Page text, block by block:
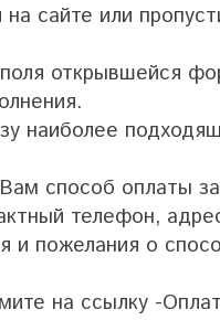
сайте или
открывшейся
наиболее
способ оплаты
телефон,
и пожелания о
на ссылку -